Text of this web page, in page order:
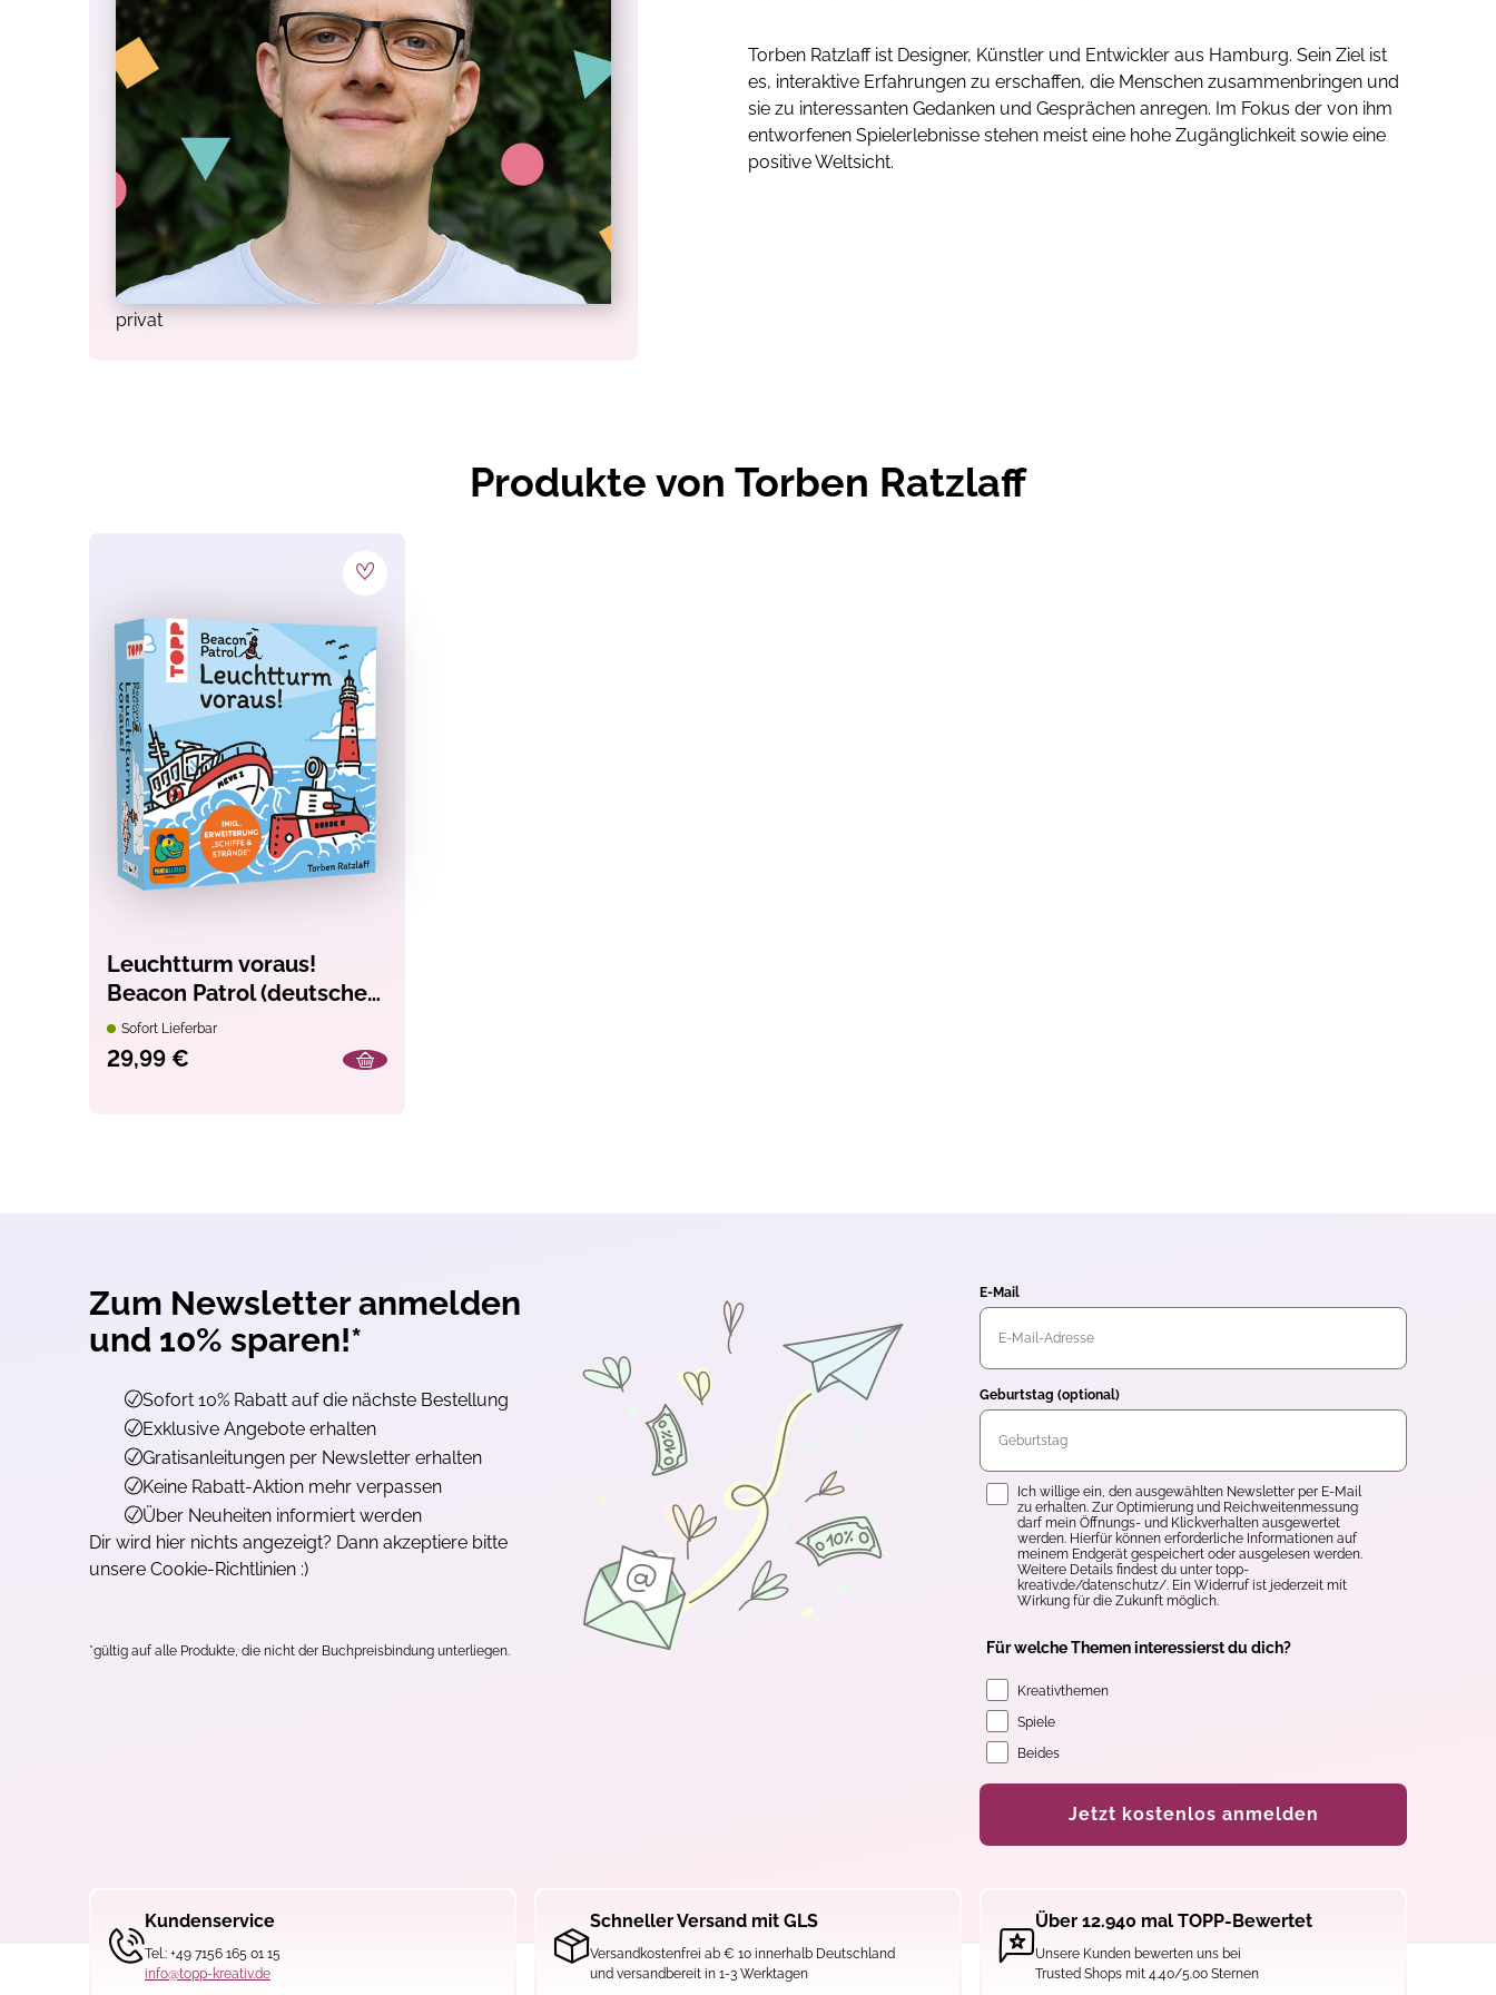
privat
Torben Ratzlaff ist Designer, Künstler und Entwickler aus Hamburg. Sein Ziel ist
es, interaktive Erfahrungen zu erschaffen, die Menschen zusammenbringen und
sie zu interessanten Gedanken und Gesprächen anregen. Im Fokus der von ihm
entworfenen Spielerlebnisse stehen meist eine hohe Zugänglichkeit sowie eine
positive Weltsicht.
Produkte von Torben Ratzlaff
Leuchtturm voraus!
Beacon Patrol (deutsche
Ausgabe). Inkl.
Erweiterung „Schiffe &
Sofort Lieferbar
29,99 €
Zum Newsletter anmelden
und 10% sparen!*
Sofort 10% Rabatt auf die nächste Bestellung
Exklusive Angebote erhalten
Gratisanleitungen per Newsletter erhalten
Keine Rabatt-Aktion mehr verpassen
Über Neuheiten informiert werden
Dir wird hier nichts angezeigt? Dann akzeptiere bitte
unsere Cookie-Richtlinien :)
*gültig auf alle Produkte, die nicht der Buchpreisbindung unterliegen.
E-Mail
Geburtstag (optional)
Einwilligung
Ich willige ein, den ausgewählten Newsletter per E-Mail
zu erhalten. Zur Optimierung und Reichweitenmessung
darf mein Öffnungs- und Klickverhalten ausgewertet
werden. Hierfür können erforderliche Informationen auf
meinem Endgerät gespeichert oder ausgelesen werden.
Weitere Details findest du unter topp-
kreativ.de/datenschutz/. Ein Widerruf ist jederzeit mit
Wirkung für die Zukunft möglich.
Für welche Themen interessierst du dich?
Kreativthemen
Spiele
Beides
Jetzt kostenlos anmelden
Kundenservice
Tel.: +49 7156 165 01 15
info@topp-kreativ.de
Schneller Versand mit GLS
Versandkostenfrei ab € 10 innerhalb Deutschland
und versandbereit in 1-3 Werktagen
Über 12.940 mal TOPP-Bewertet
Unsere Kunden bewerten uns bei
Trusted Shops mit 4.40/5.00 Sternen
Melde Dich jetzt zu unserem Newsletter an und
erhalte
Bestellung.
Zusätzlich profitierst Du von tollen
Gratisanleitungen
Aktionen
Opt-InIch willige ein, den ausgewählten Newsletter per E-
Mail zu erhalten. Zur Optimierung und
*gültig auf alle Produkte, die nicht der Buchpreisbindung unterliegen